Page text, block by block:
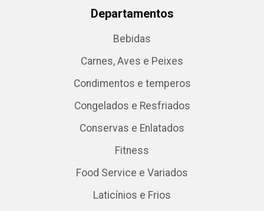
Departamentos
Bebidas
Carnes, Aves e Peixes
Condimentos e temperos
Congelados e Resfriados
Conservas e Enlatados
Fitness
Food Service e Variados
Laticínios e Frios